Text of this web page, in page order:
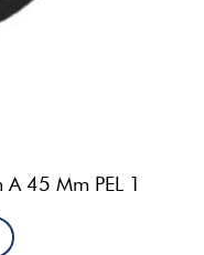
45 Mm PEL 1